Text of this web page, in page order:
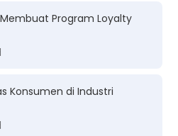
Program Loyalty
Konsumen di Industri